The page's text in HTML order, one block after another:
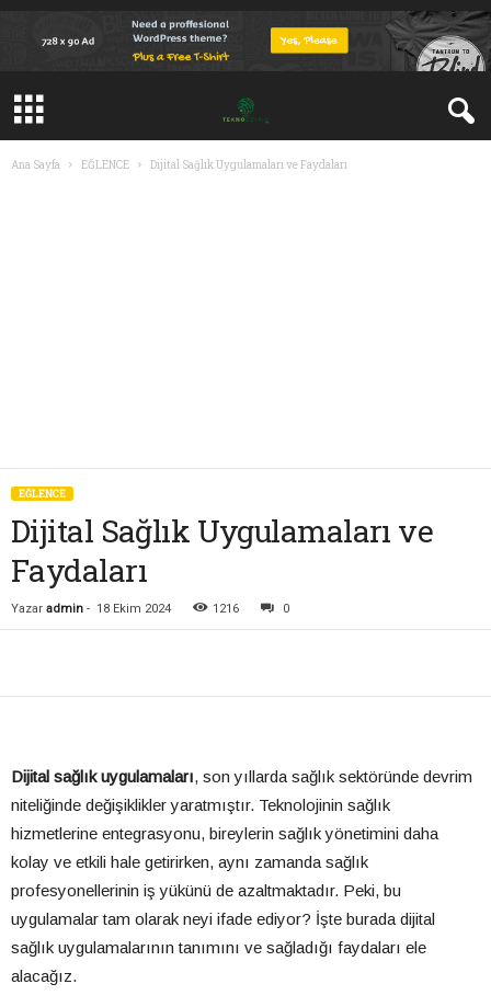
Ana Sayfa EĞLENCE Dijital Sağlık Uygulamaları ve Faydaları
EĞLENCE
Dijital Sağlık Uygulamaları ve
Faydaları
Yazar admin - 18 Ekim 2024 1216 0
Dijital sağlık uygulamaları, son yıllarda sağlık sektöründe devrim
niteliğinde değişiklikler yaratmıştır. Teknolojinin sağlık
hizmetlerine entegrasyonu, bireylerin sağlık yönetimini daha
kolay ve etkili hale getirirken, aynı zamanda sağlık
profesyonellerinin iş yükünü de azaltmaktadır. Peki, bu
uygulamalar tam olarak neyi ifade ediyor? İşte burada dijital
sağlık uygulamalarının tanımını ve sağladığı faydaları ele
alacağız.